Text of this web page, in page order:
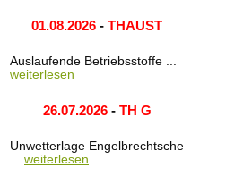
01.08.2026 - THAUST
Auslaufende Betriebsstoffe ...
weiterlesen
26.07.2026- TH G
Unwetterlage Engelbrechtsche
... weiterlesen